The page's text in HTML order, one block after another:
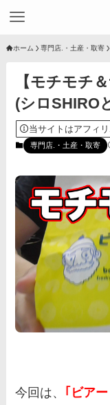
ホーム 専門店.・土産・取寄
【モチモチ
(シロSHIRO
当サイトはアフィ
専門店.・土産・取寄
今回は、 ｢ビア